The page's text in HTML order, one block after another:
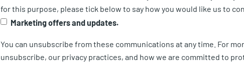
for this purpose, please tick below to say how you would like us to
Marketing offers and updates.
You can unsubscribe from these communications at any time. For
unsubscribe, our privacy practices, and how we are committed to